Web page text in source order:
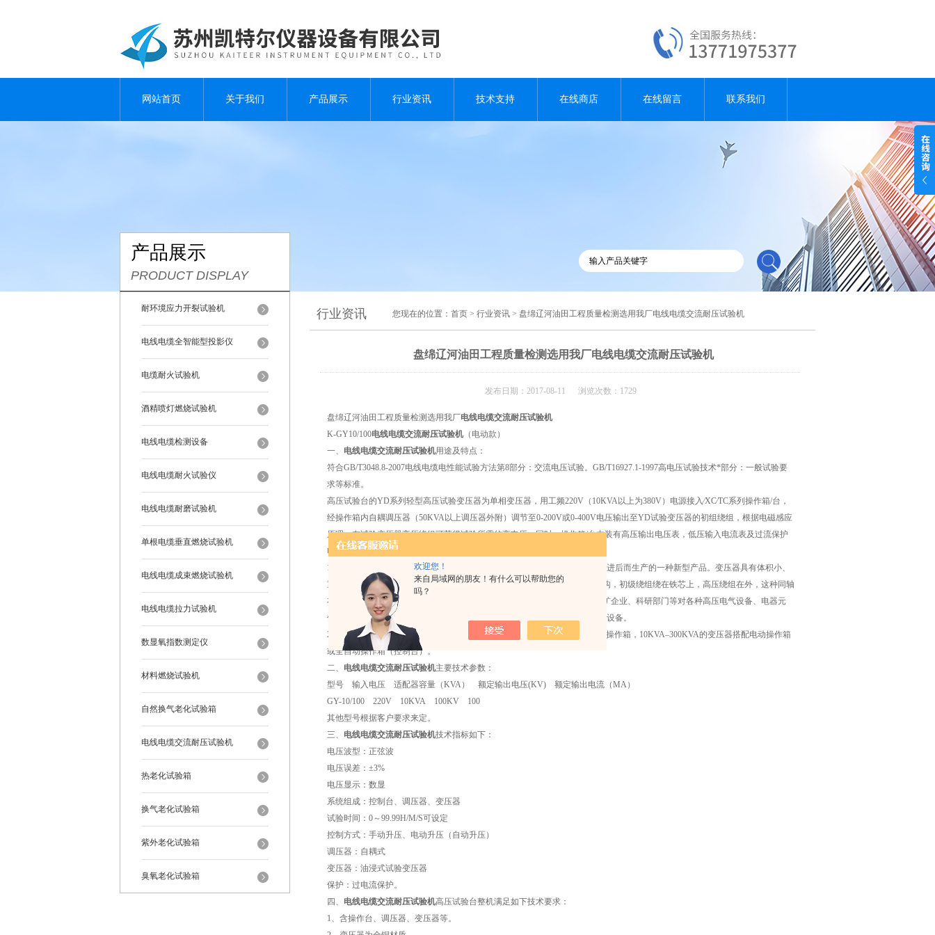
欢迎您！
来自局域网的朋友！有什么可以帮助您的
吗？
网站首页 关于我们 产品展示 行业资讯 技术支持 在线商店 在线留言 联系我们
产品展示
PRODUCT DISPLAY
耐环境应力开裂试验机
电线电缆全智能型投影仪
电缆耐火试验机
酒精喷灯燃烧试验机
电线电缆检测设备
电线电缆耐火试验仪
电线电缆耐磨试验机
单根电缆垂直燃烧试验机
电线电缆成束燃烧试验机
电线电缆拉力试验机
数显氧指数测定仪
材料燃烧试验机
自然换气老化试验箱
电线电缆交流耐压试验机
热老化试验箱
换气老化试验箱
紫外老化试验箱
臭氧老化试验箱
行业资讯 您现在的位置： 首页 > 行业资讯 > 盘绵辽河油田工程质量检测选用我厂电线电缆交流耐压试验机
盘绵辽河油田工程质量检测选用我厂电线电缆交流耐压试验机
发布日期：2017-08-11 浏览次数：1729
盘绵辽河油田工程质量检测选用我厂电线电缆交流耐压试验机
K-GY10/100电线电缆交流耐压试验机 （电动款）
一、 电线电缆交流耐压试验机用途及特点：
符合GB/T3048.8-2007电线电缆电性能试验方法第8部分：交流电压试验。GB/T16927.1-1997高电压试验技术*部分：一般试验要
求等标准。
高压试验台的YD系列轻型高压试验变压器为单相变压器，用工频220V（10KVA以上为380V）电源接入∕XC∕TC系列操作箱/台，
经操作箱内自耦调压器（50KVA以上调压器外附）调节至0-200V或0-400V电压输出至YD试验变压器的初组绕组，根据电磁感应
原理，在试验变压器高压绕组可获得试验所需的高电压。同时，操作箱/台内装有高压输出电压表，低压输入电流表及过流保护
电路。可以方便地读取试验电压值，并能可靠地保护备。
1、变压器：根据机电部《试验变压器》标准在原同类产品基础上经过大量改进后而生产的一种新型产品。变压器具有体积小、
重量轻、结构紧凑、功能齐全、通用性强和使用方便，采用单框芯式铁芯结构，初级绕组绕在铁芯上，高压绕组在外，这种同轴
布置减少了漏磁通，因而增大了绕组间的耦合等特点。适用于电力系统、工矿企业、科研部门等对各种高压电气设备、电器元
件、绝缘材料进行工频或直流高压下的绝缘强度试验。是高压试验中*的重要设备。
2、操作箱/台：用于试验变压器的调压控制。1KVA–5KVA的变压器常用手动操作箱，10KVA–300KVA的变压器搭配电动操作箱
或全自动操作箱（控制台）。
二、 电线电缆交流耐压试验机主要技术参数：
型号 输入电压 适配器容量（KVA） 额定输出电压(KV) 额定输出电流（MA）
GY-10/100 220V 10KVA 100KV 100
其他型号根据客户要求来定。
三、 电线电缆交流耐压试验机技术指标如下：
电压波型：正弦波
电压误差：±3%
电压显示：数显
系统组成：控制台、调压器、变压器
试验时间：0～99.99H/M/S可设定
控制方式：手动升压、电动升压（自动升压）
调压器：自耦式
变压器：油浸式试验变压器
保护：过电流保护。
四、 电线电缆交流耐压试验机高压试验台整机满足如下技术要求：
1、含操作台、调压器、变压器等。